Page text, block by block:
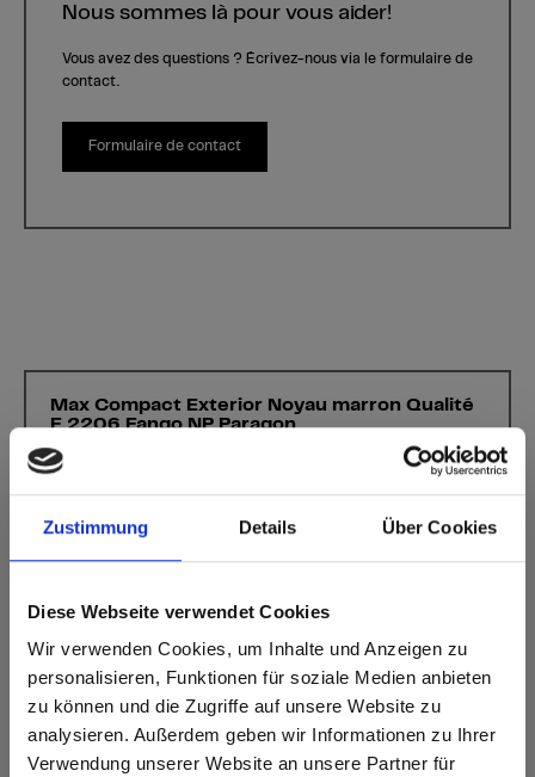
Zustimmung Details Über Cookies
Diese Webseite verwendet Cookies
Wir verwenden Cookies, um Inhalte und Anzeigen zu
personalisieren, Funktionen für soziale Medien anbieten
zu können und die Zugriffe auf unsere Website zu
analysieren. Außerdem geben wir Informationen zu Ihrer
Verwendung unserer Website an unsere Partner für
Nous sommes là pour vous aider!
Vous avez des questions ? Écrivez-nous via le formulaire de
contact.
Formulaire de contact
Max Compact Exterior Noyau marron Qualité
F 2206 Fango NP Paragon
Ce décor ne présente pas de sens de fil.
Code NCS le plus proche: S 4005-Y50R
Code RAL le plus proche: -
Code CMJN le plus proche: 0-13-27-47
toujours nécessaire!
Caractéristiques du produit